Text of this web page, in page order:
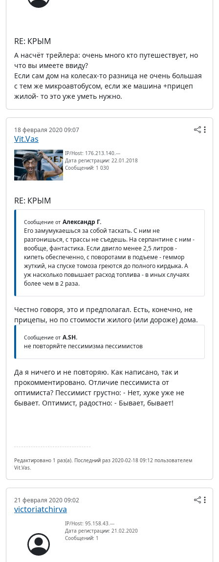
RE: КРЫМ
А насчёт трейлера: очень много кто путешествует, но
что вы имеете ввиду?
Если сам дом на колесах-то разница не очень большая
с тем же микроавтобусом, если же машина +прицеп
жилой- то это уже уметь нужно.
18 февраля 2020 09:07
Vit.Vas
IP/Host: 176.213.140.---
Дата регистрации: 22.01.2018
Сообщений: 1 030
RE: КРЫМ
Сообщение от Александр Г.
Его замумукаешься за собой таскать. С ним не
разгонишься, с трассы не съедешь. На серпантине с ним -
вообще, фантастика. Если двигло менее 2,5 литров -
кипеть обеспеченно, с поворотами в подъеме - геммор
жуткий, на спуске томоза греются до полного кирдыка. А
уж насколько повышает расход топлива - в иных случаях
более чем в 2 раза.
Честно говоря, это и предполагал. Есть, конечно, не
прицепы, но по стоимости жилого (или дороже) дома.
Сообщение от A.SH.
не повторяйте пессимизма пессимистов
Да я ничего и не повторяю. Как написано, так и
прокомментировано. Отличие пессимиста от
оптимиста? Пессимист грустно: - Нет, хуже уже не
бывает. Оптимист, радостно: - Бывает, бывает!
Редактировано 1 раз(а). Последний раз 2020-02-18 09:12 пользователем
Vit.Vas.
21 февраля 2020 09:02
victoriatchirva
IP/Host: 95.158.43.---
Дата регистрации: 21.02.2020
Сообщений: 1